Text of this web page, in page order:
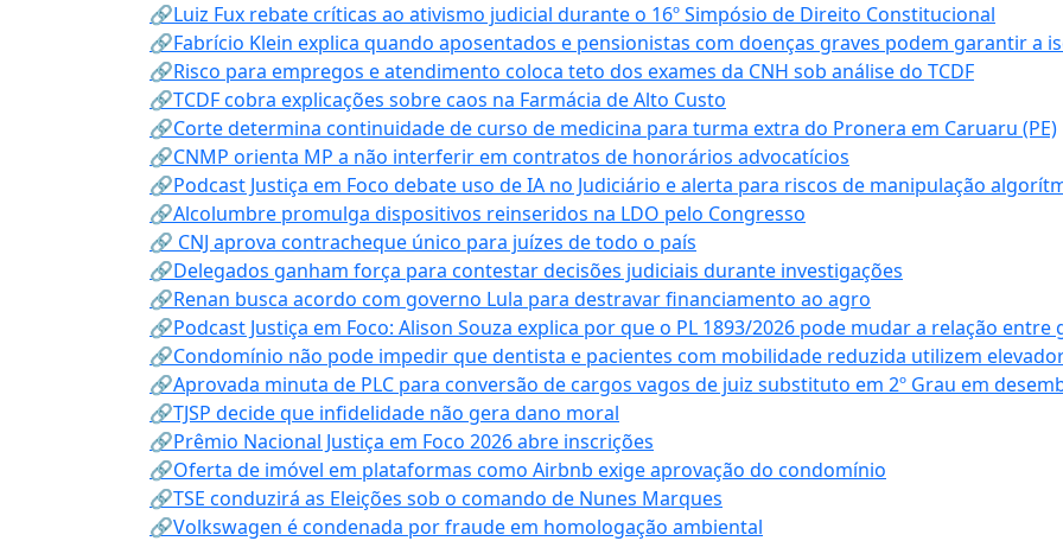
🔗Luiz Fux rebate críticas ao ativismo judicial durante o 16º Simpósio de Direito Constitucional
🔗Fabrício Klein explica quando aposentados e pensionistas com doenças graves podem garantir a
🔗Risco para empregos e atendimento coloca teto dos exames da CNH sob análise do TCDF
🔗TCDF cobra explicações sobre caos na Farmácia de Alto Custo
🔗Corte determina continuidade de curso de medicina para turma extra do Pronera em Caruaru (PE)
🔗CNMP orienta MP a não interferir em contratos de honorários advocatícios
🔗Podcast Justiça em Foco debate uso de IA no Judiciário e alerta para riscos de manipulação
🔗Alcolumbre promulga dispositivos reinseridos na LDO pelo Congresso
🔗 CNJ aprova contracheque único para juízes de todo o país
🔗Delegados ganham força para contestar decisões judiciais durante investigações
🔗Renan busca acordo com governo Lula para destravar financiamento ao agro
🔗Podcast Justiça em Foco: Alison Souza explica por que o PL 1893/2026 pode mudar a relação
🔗Condomínio não pode impedir que dentista e pacientes com mobilidade reduzida utilizem
🔗Aprovada minuta de PLC para conversão de cargos vagos de juiz substituto em 2º Grau em
🔗TJSP decide que infidelidade não gera dano moral
🔗Prêmio Nacional Justiça em Foco 2026 abre inscrições
🔗Oferta de imóvel em plataformas como Airbnb exige aprovação do condomínio
🔗TSE conduzirá as Eleições sob o comando de Nunes Marques
🔗Volkswagen é condenada por fraude em homologação ambiental